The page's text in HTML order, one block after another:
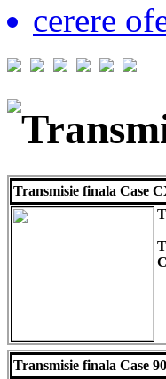
cerere
Transmisie finala Case
Transmisie finala Case